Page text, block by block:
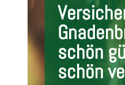
schön
schön